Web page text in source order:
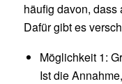
häufig davon,
Dafür gibt es
Möglichkeit 1:
Ist die